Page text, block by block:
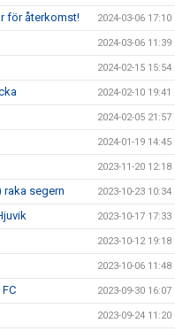
för återkomst! 2024-03-06 17:10
2024-03-06 11:39
2024-02-15 15:54
2024-02-10 19:41
2024-02-05 21:57
2024-01-19 14:45
2023-11-20 12:18
segern 2023-10-23 10:34
2023-10-17 17:33
2023-10-12 19:18
2023-10-06 11:48
2023-09-30 16:07
2023-09-24 11:20